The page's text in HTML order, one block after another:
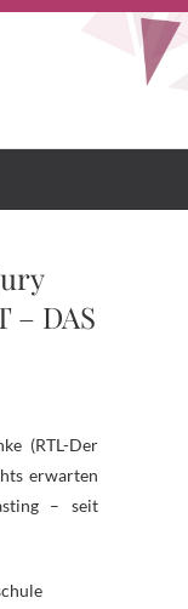
IN
– DAS
erwarten
– seit